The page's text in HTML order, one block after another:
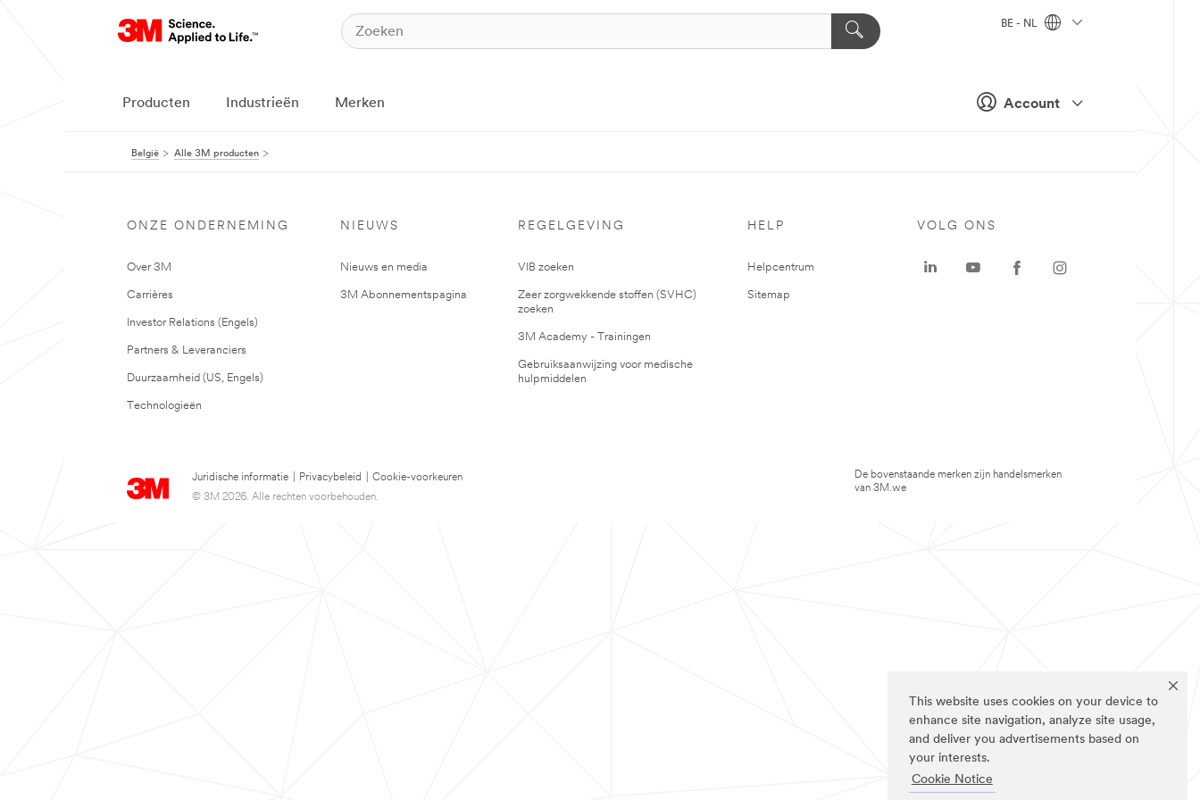
This website uses cookies on your device to
enhance site navigation, analyze site usage,
and deliver you advertisements based on
your interests.
Cookie Notice
Account
BE - NL
Producten Industrieën Merken
België Alle 3M producten
ONZE ONDERNEMING
Over 3M
Carrières
Investor Relations (Engels)
Partners & Leveranciers
Duurzaamheid (US, Engels)
Technologieën
NIEUWS
Nieuws en media
3M Abonnementspagina
REGELGEVING
VIB zoeken
Zeer zorgwekkende stoffen (SVHC)
zoeken
3M Academy - Trainingen
Gebruiksaanwijzing voor medische
hulpmiddelen
HELP
Helpcentrum
Sitemap
Juridische informatie Privacybeleid
Cookie-voorkeuren
© 3M 2026. Alle rechten voorbehouden.
VOLG ONS
De bovenstaande merken zijn handelsmerken
van 3M.we